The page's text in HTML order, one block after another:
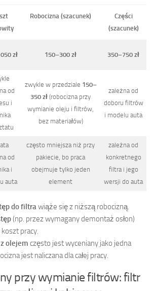
Robocizna (szacunek)
Części
(szacunek)
zł 150–300 zł 350–750 zł
od
i
zwykle w przedziale 150–
350 zł (robocizna przy
wymianie oleju i filtrów,
bez materiałów)
zależna od
doboru filtrów
i modelu auta
od
i
auta
często mniejsza niż przy
pakiecie, bo praca
obejmuje tylko jeden
element
zależna od
konkretnego
filtra i jego
wersji do auta
do filtrawiąże się z niższą robocizną.
(np. przez wymagany demontaż osłon)
pracy.
olejem często jest wyceniany jako jedna
jest naliczana dla całej pracy.
przy wymianie filtrów: filtr